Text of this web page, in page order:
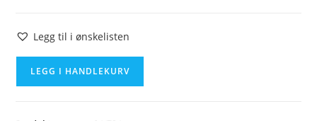
Legg til i ønskelisten
LEGG I HANDLEKURV